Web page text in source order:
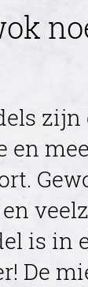
zijn
en
is in
De